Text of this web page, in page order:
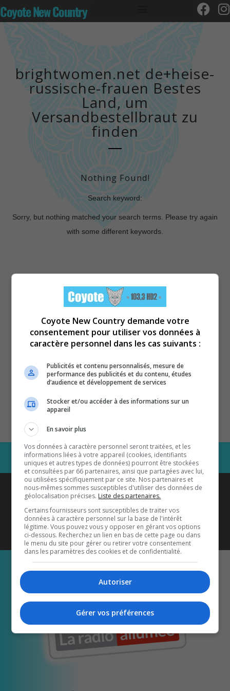
Coyote New Country
brightwomen.net de+heise-
russische-frauen Bestes
Land, um
Versandbestellbraut zu
finden
Nothing Found!
Search keyword:
Sorry, but nothing matched your search terms. Please try again
with some different keywords.
Coyote New Countryest diffusé
également sur1033 HD2
Écoutez-nous aussi sur…
Coyote New Country demande votre
consentement pour utiliser vos données à
caractère personnel dans les cas suivants :
Publicités et contenu personnalisés, mesure de
performance des publicités et du contenu, études
d’audience et développement de services
Stocker et/ou accéder à des informations sur un
appareil
En savoir plus
Vos données à caractère personnel seront traitées, et les
informations liées à votre appareil (cookies, identifiants
uniques et autres types de données) pourront être stockées
et consultées par 66 partenaires, ainsi que partagées avec lui,
ou utilisées spécifiquement par ce site. Nos partenaires et
nous-mêmes sommes susceptibles d'utiliser des données de
géolocalisation précises. Liste des partenaires.
Certains fournisseurs sont susceptibles de traiter vos
données à caractère personnel sur la base de l'intérêt
légitime. Vous pouvez vous y opposer en gérant vos options
ci-dessous. Recherchez un lien en bas de cette page ou dans
le menu du site pour gérer ou retirer votre consentement
dans les paramètres des cookies et de confidentialité.
Autoriser
Gérer vos préférences